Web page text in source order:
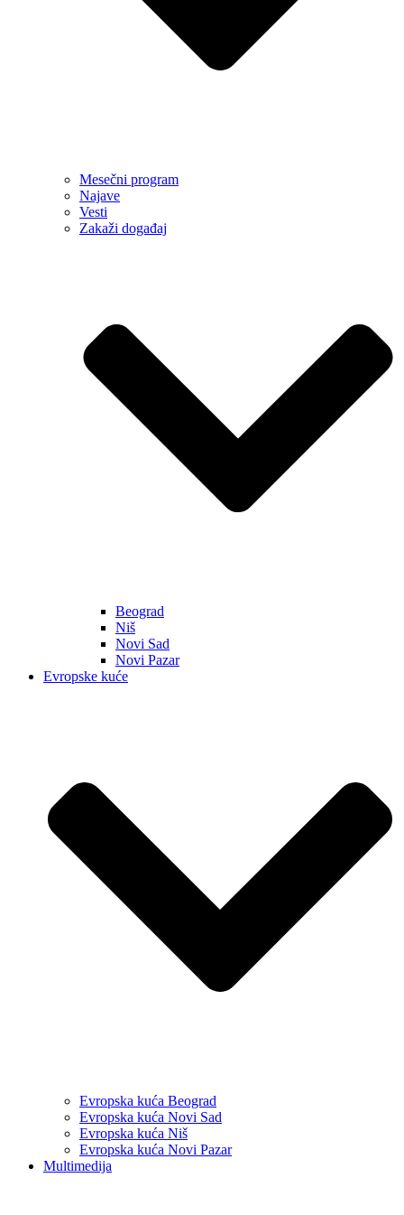
Mesečni program
Najave
Vesti
Zakaži događaj
Beograd
Niš
Novi Sad
Novi Pazar
Evropske kuće
Evropska kuća Beograd
Evropska kuća Novi Sad
Evropska kuća Niš
Evropska kuća Novi Pazar
Multimedija